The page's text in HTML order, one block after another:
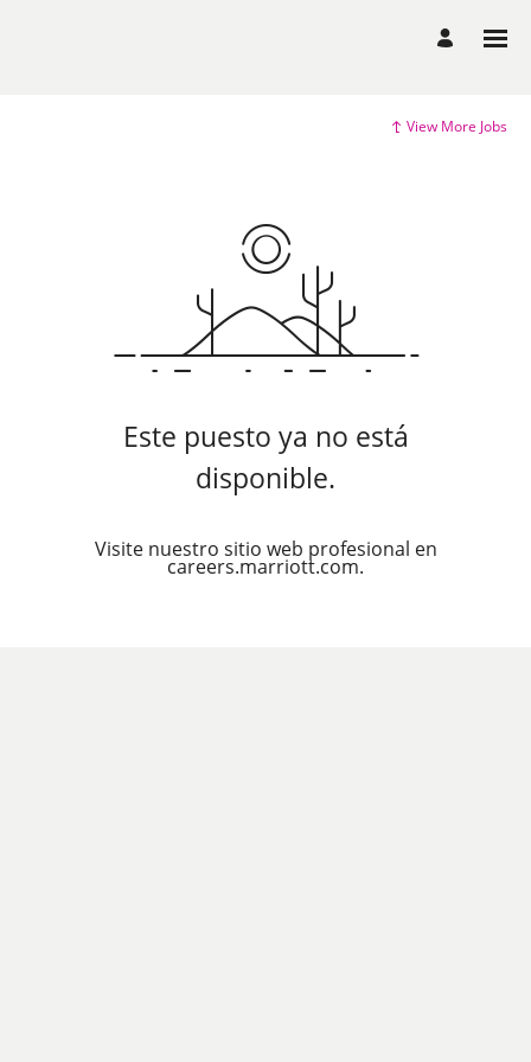
View More Jobs
Este puesto ya no está
disponible.
Visite nuestro sitio web profesional en
careers.marriott.com.